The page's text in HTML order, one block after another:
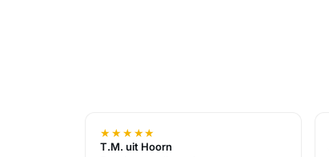
★★★★★
T.M. uit Hoorn